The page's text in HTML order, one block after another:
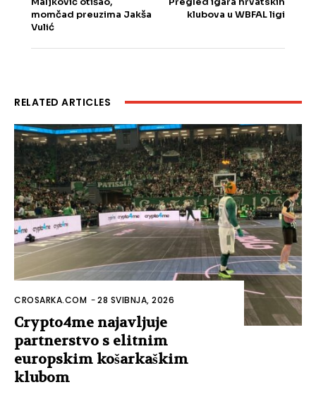
momčad preuzima Jakša
Vulić
klubova u WBFAL ligi
RELATED ARTICLES
CROSARKA.COM -28 SVIBNJA, 2026
Crypto4me najavljuje
partnerstvo s elitnim
europskim košarkaškim
klubom